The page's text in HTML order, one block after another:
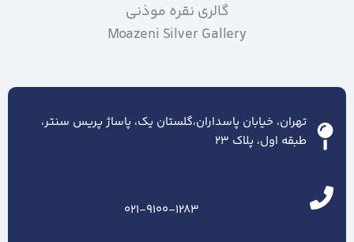
گالری نقره موذنی
Moazeni Silver Gallery
تهران، خیابان پاسداران،گلستان یک، پاساژ پریس سنتر،
طبقه اول، پلاک ۲۳
021-9100-1283